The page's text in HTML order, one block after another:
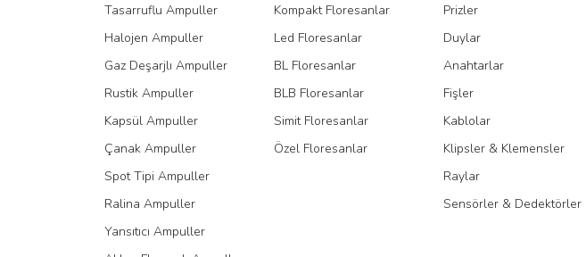
Tasarruflu Ampuller
Halojen Ampuller
Gaz Deşarjlı Ampuller
Rustik Ampuller
Kapsül Ampuller
Çanak Ampuller
Spot Tipi Ampuller
Ralina Ampuller
Yansıtıcı Ampuller
Kompakt Floresanlar
Led Floresanlar
BL Floresanlar
BLB Floresanlar
Simit Floresanlar
Özel Floresanlar
Prizler
Duylar
Anahtarlar
Fişler
Kablolar
Klipsler & Klemensler
Raylar
Sensörler & Dedektörler